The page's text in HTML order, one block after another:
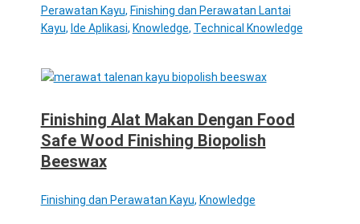
Perawatan Kayu, Finishing dan Perawatan Lantai
Kayu, Ide Aplikasi, Knowledge, Technical Knowledge
Finishing Alat Makan Dengan Food
Safe Wood Finishing Biopolish
Beeswax
Finishing dan Perawatan Kayu, Knowledge